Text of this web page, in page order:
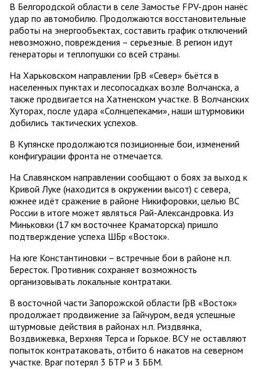
В Белгородской области в селе Замостье FPV-дрон нанёс
удар по автомобилю. Продолжаются восстановительные
работы на энергообъектах, составить график отключений
невозможно, повреждения – серьезные. В регион идут
генераторы и теплопушки со всей страны.
На Харьковском направлении ГрВ «Север» бьётся в
населенных пунктах и лесопосадках возле Волчанска, а
также продвигается на Хатненском участке. В Волчанских
Хуторах, после удара «Солнцепеками», наши штурмовики
добились тактических успехов.
В Купянске продолжаются позиционные бои, изменений
конфигурации фронта не отмечается.
На Славянском направлении сообщают о боях за выход к
Кривой Луке (находится в окружении высот) с севера,
южнее идёт сражение в районе Никифоровки, целью ВС
России в итоге может являться Рай-Александровка. Из
Миньковки (17 км восточнее Краматорска) пришло
подтверждение успеха ШБр «Восток».
На юге Константиновки – встречные бои в районе н.п.
Бересток. Противник сохраняет возможность
организовывать локальные контратаки.
В восточной части Запорожской области ГрВ «Восток»
продолжает продвижение за Гайчуром, ведя успешные
штурмовые действия в районах н.п. Риздвянка,
Воздвижевка, Верхняя Терса и Горькое. ВСУ не оставляют
попыток контратаковать, отбито 6 накатов на северном
участке. Враг потерял 3 БТР и 3 ББМ.